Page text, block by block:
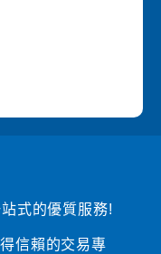
式的優質服務!
信賴的交易專